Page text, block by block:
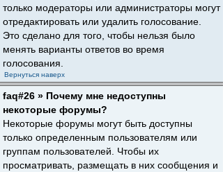
только модераторы или администраторы могут
отредактировать или удалить голосование.
Это сделано для того, чтобы нельзя было
менять варианты ответов во время
голосования.
Вернуться наверх
faq#26 » Почему мне недоступны
некоторые форумы?
Некоторые форумы могут быть доступны
только определенным пользователям или
группам пользователей. Чтобы их
просматривать, размещать в них сообщения и